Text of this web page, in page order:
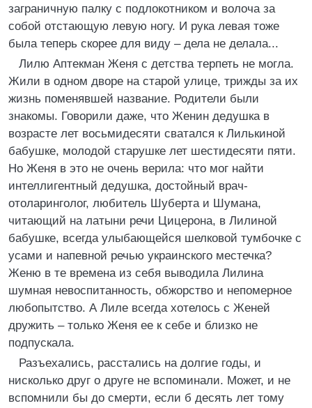
заграничную палку с подлокотником и волоча за
собой отстающую левую ногу. И рука левая тоже
была теперь скорее для виду – дела не делала...
Лилю Аптекман Женя с детства терпеть не могла.
Жили в одном дворе на старой улице, трижды за их
жизнь поменявшей название. Родители были
знакомы. Говорили даже, что Женин дедушка в
возрасте лет восьмидесяти сватался к Лилькиной
бабушке, молодой старушке лет шестидесяти пяти.
Но Женя в это не очень верила: что мог найти
интеллигентный дедушка, достойный врач-
отоларинголог, любитель Шуберта и Шумана,
читающий на латыни речи Цицерона, в Лилиной
бабушке, всегда улыбающейся шелковой тумбочке с
усами и напевной речью украинского местечка?
Женю в те времена из себя выводила Лилина
шумная невоспитанность, обжорство и непомерное
любопытство. А Лиле всегда хотелось с Женей
дружить – только Женя ее к себе и близко не
подпускала.
Разъехались, расстались на долгие годы, и
нисколько друг о друге не вспоминали. Может, и не
вспомнили бы до смерти, если б десять лет тому